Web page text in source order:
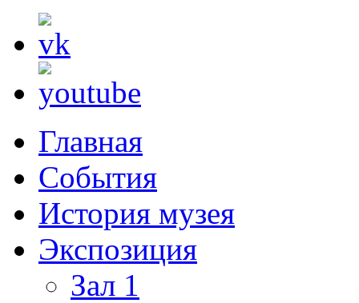
Главная
События
История музея
Экспозиция
Зал 1